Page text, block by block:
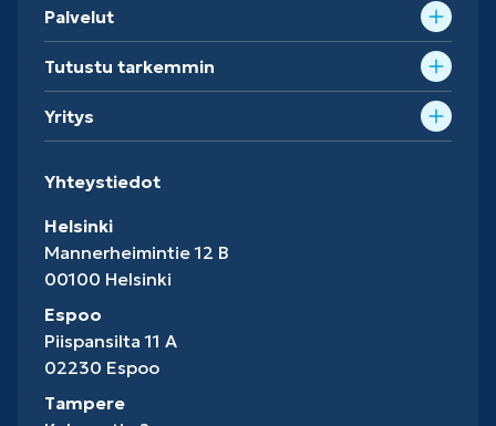
Palvelut
Tutustu tarkemmin
Yritys
Yhteystiedot
Helsinki
Mannerheimintie 12 B
00100 Helsinki
Espoo
Piispansilta 11 A
02230 Espoo
Tampere